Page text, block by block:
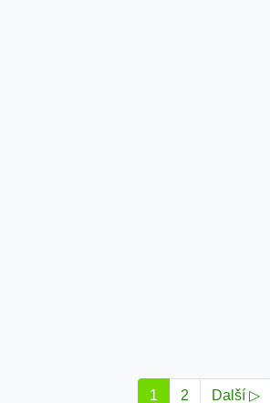
1 2 Další ▷